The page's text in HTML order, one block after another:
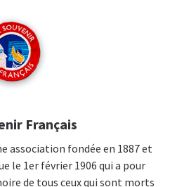
Français
association fondée en 1887 et
le 1er février 1906 qui a pour
de tous ceux qui sont morts